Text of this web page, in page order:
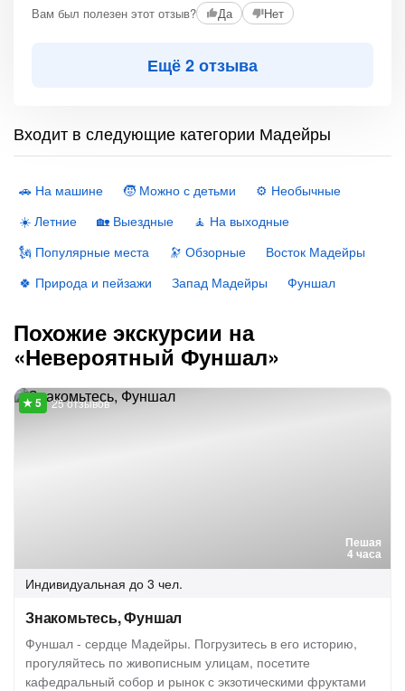
Вам был полезен этот отзыв? Да Нет
Ещё 2 отзыва
Входит в следующие категории Мадейры
🚗 На машине 🧒 Можно с детьми
⚙️ Необычные
☀️ Летние
🏡 Выездные
🧘 На выходные
🗽 Популярные места
🔭 Обзорные
Восток Мадейры
🍀 Природа и пейзажи
Запад Мадейры Фуншал
Похожие экскурсии на
«Невероятный Фуншал»
Пешая
4 часа
25 отзывов
Индивидуальная до 3 чел.
Знакомьтесь, Фуншал
Фуншал - сердце Мадейры. Погрузитесь в его историю,
прогуляйтесь по живописным улицам, посетите
кафедральный собор и рынок с экзотическими фруктами